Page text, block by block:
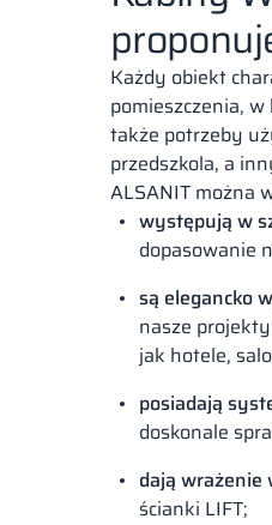
Każdy obiekt
pomieszczenia,
także potrzeby
przedszkola, a
ALSANIT można
występują w
dopasowanie
są elegancko
nasze
jak hotele,
posiadają
doskonale
dają wrażenie
ścianki LIFT;